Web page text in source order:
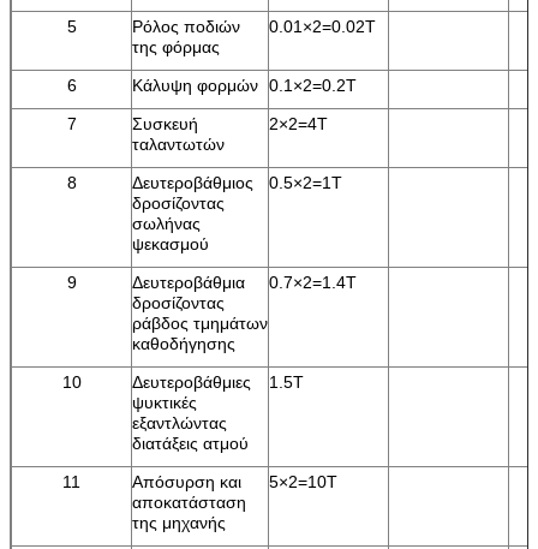
5
Ρόλος ποδιών
της φόρμας
0.01×2=0.02T
6 Κάλυψη φορμών 0.1×2=0.2T
7
Συσκευή
ταλαντωτών
2×2=4T
8
Δευτεροβάθμιος
δροσίζοντας
σωλήνας
ψεκασμού
0.5×2=1T
9
Δευτεροβάθμια
δροσίζοντας
ράβδος τμημάτων
καθοδήγησης
0.7×2=1.4T
10
Δευτεροβάθμιες
ψυκτικές
εξαντλώντας
διατάξεις ατμού
1.5T
11
Απόσυρση και
αποκατάσταση
της μηχανής
5×2=10T